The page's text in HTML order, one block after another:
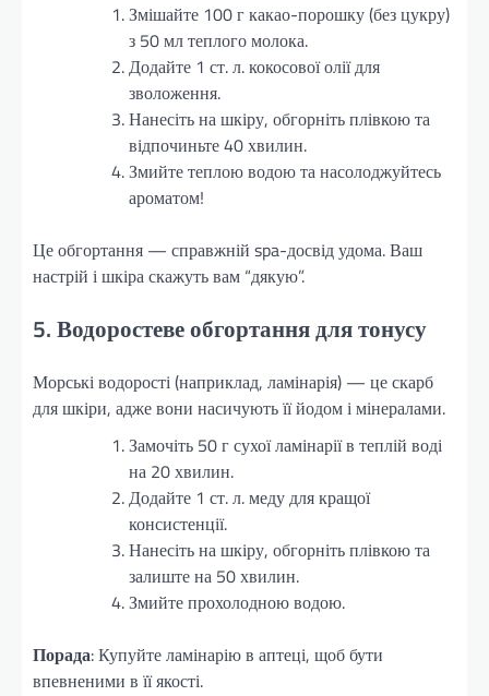
Змішайте 100 г какао-порошку (без цукру)
з 50 мл теплого молока.
Додайте 1 ст. л. кокосової олії для
зволоження.
Нанесіть на шкіру, обгорніть плівкою та
відпочиньте 40 хвилин.
Змийте теплою водою та насолоджуйтесь
ароматом!
Це обгортання — справжній spa-досвід удома. Ваш
настрій і шкіра скажуть вам “дякую”.
5. Водоростеве обгортання для тонусу
Морські водорості (наприклад, ламінарія) — це скарб
для шкіри, адже вони насичують її йодом і мінералами.
Замочіть 50 г сухої ламінарії в теплій воді
на 20 хвилин.
Додайте 1 ст. л. меду для кращої
консистенції.
Нанесіть на шкіру, обгорніть плівкою та
залиште на 50 хвилин.
Змийте прохолодною водою.
Порада: Купуйте ламінарію в аптеці, щоб бути
впевненими в її якості.